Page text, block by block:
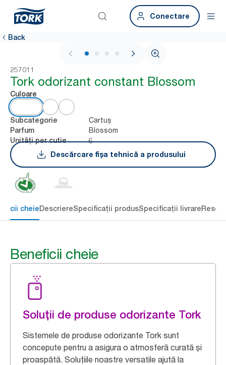
Conectare
Back
1 / 4
257011
Tork odorizant constant Blossom
Culoare
Subcategorie Cartuș
Parfum Blossom
Unități per cutie
6
Descărcare fișa tehnică a produsului
cheieDescriereSpecificații produsSpecificații livrare
Beneficii cheie
Soluții de produse odorizante Tork
Sistemele de produse odorizante Tork sunt
concepute pentru a asigura o atmosferă curată și
proaspătă. Soluțiile noastre versatile ajută la